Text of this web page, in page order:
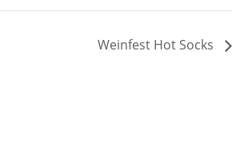
Weinfest Hot Socks